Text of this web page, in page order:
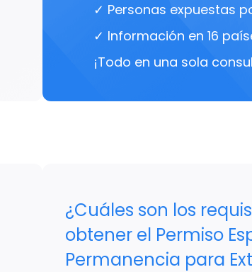
✓ Personas expuestas
✓ Información en 16
¡Todo en una sola
¿Cuáles son los
obtener el Permiso
Permanencia para